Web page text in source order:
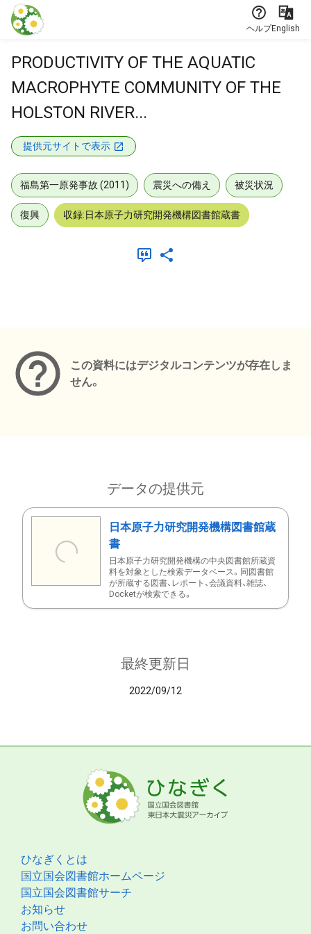
本文に飛ぶ
ヘルプEnglish
PRODUCTIVITY OF THE AQUATIC
MACROPHYTE COMMUNITY OF THE
HOLSTON RIVER...
提供元サイトで表示
福島第一原発事故 (2011) 震災への備え 被災状況
復興 収録:日本原子力研究開発機構図書館蔵書
この資料にはデジタルコンテンツが存在しま
せん。
データの提供元
日本原子力研究開発機構図書館蔵
書
日本原子力研究開発機構の中央図書館所蔵資
料を対象とした検索データベース。同図書館
が所蔵する図書、レポート、会議資料、雑誌、
Docketが検索できる。
最終更新日
2022/09/12
ひなぎくとは
国立国会図書館ホームページ
国立国会図書館サーチ
お知らせ
お問い合わせ